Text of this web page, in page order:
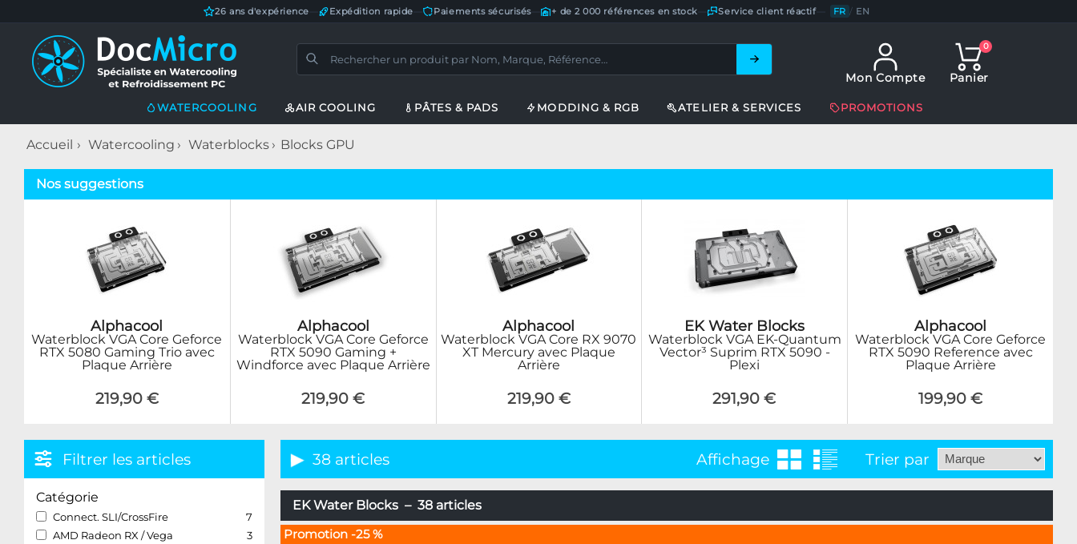
26 ans d'expérience Expédition rapide Paiements sécurisés— + de 2 000 références en stock Service client réactif— FR / EN
Mon Compte
0
Panier
WATERCOOLING AIR COOLING PÂTES & PADS MODDING & RGB ATELIER & SERVICES PROMOTIONS
Accueil Watercooling Waterblocks Blocks GPU
Nos suggestions
Alphacool
Waterblock VGA Core Geforce
RTX 5080 Gaming Trio avec
Plaque Arrière
219,90 €
Alphacool
Waterblock VGA Core Geforce
RTX 5090 Gaming +
Windforce avec Plaque Arrière
219,90 €
Alphacool
Waterblock VGA Core RX 9070
XT Mercury avec Plaque
Arrière
219,90 €
EK Water Blocks
Waterblock VGA EK-Quantum
Vector³ Suprim RTX 5090 -
Plexi
291,90 €
Alphacool
Waterblock VGA Core Geforce
RTX 5090 Reference avec
Plaque Arrière
199,90 €
Filtrer les articles
Catégorie
Connect. SLI/CrossFire
7
AMD Radeon RX / Vega
3
38 articles Affichage Trier par
EK Water Blocks – 38 articles
Promotion -25 %